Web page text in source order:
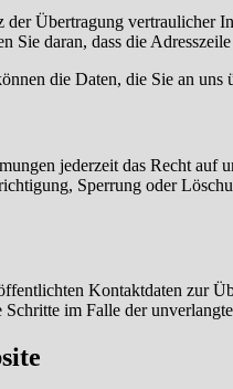
der Übertragung
Sie daran, dass die
die Daten, die Sie an
jederzeit das Recht
Sperrung oder
Kontaktdaten zur
im Falle der